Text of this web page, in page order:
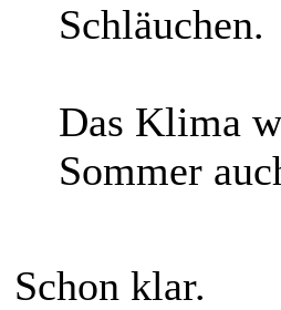
Schläuchen.
Das Klima
Sommer
Schon klar.